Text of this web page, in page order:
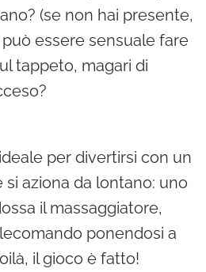
(se non hai presente,
può essere sensuale fare
tappeto, magari di
per divertirsi con un
aziona da lontano: uno
il massaggiatore,
ponendosi a
il gioco è fatto!